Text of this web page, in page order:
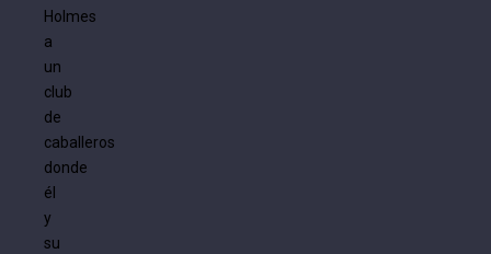
Holmes
a
un
club
de
caballeros
donde
él
y
su